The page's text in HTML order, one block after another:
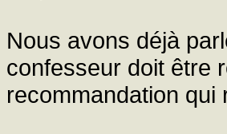
Nous avons déjà
confesseur doit être
recommandation qui